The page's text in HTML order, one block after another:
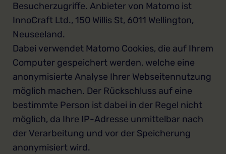
Besucherzugriffe. Anbieter von Matomo ist
InnoCraft Ltd., 150 Willis St, 6011 Wellington,
Neuseeland.
Dabei verwendet Matomo Cookies, die auf Ihrem
Computer gespeichert werden, welche eine
anonymisierte Analyse Ihrer Webseitennutzung
möglich machen. Der Rückschluss auf eine
bestimmte Person ist dabei in der Regel nicht
möglich, da Ihre IP-Adresse unmittelbar nach
der Verarbeitung und vor der Speicherung
anonymisiert wird.